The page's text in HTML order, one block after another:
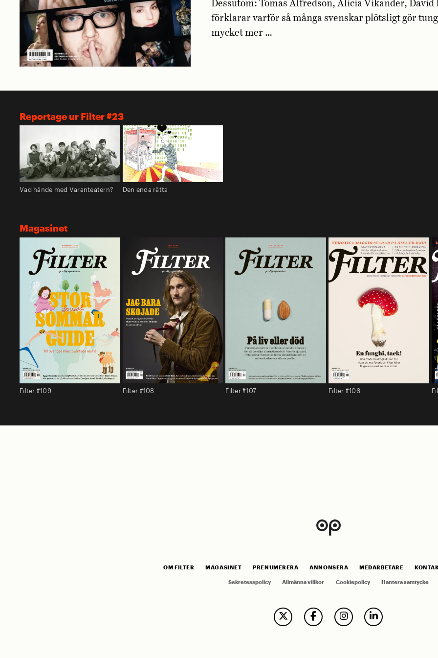
Dessutom: Tomas Alfredson, Alicia Vikander, David
förklarar varför så många svenskar plötsligt gör
mycket mer …
Reportage ur Filter #23
Vad hände med Varanteatern? Den enda rätta
Magasinet
Filter #109 Filter #108 Filter #107 Filter #106
OM FILTER MAGASINET PRENUMERERA ANNONSERA MEDARBETARE
Sekretesspolicy Allmänna villkor Cookiepolicy Hantera samtycke